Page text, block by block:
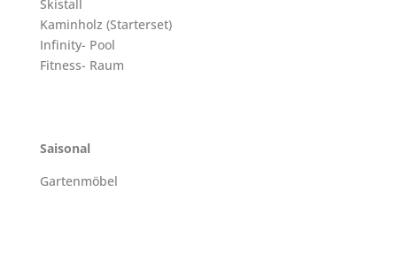
Skistall
Kaminholz (Starterset)
Infinity- Pool
Fitness- Raum
Saisonal
Gartenmöbel